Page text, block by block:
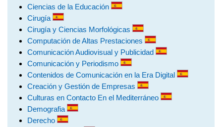
Ciencias de la Educación
Cirugía
Cirugía y Ciencias Morfológicas
Computación de Altas Prestaciones
Comunicación Audiovisual y Publicidad
Comunicación y Periodismo
Contenidos de Comunicación en la Era Digital
Creación y Gestión de Empresas
Culturas en Contacto En el Mediterráneo
Demografia
Derecho